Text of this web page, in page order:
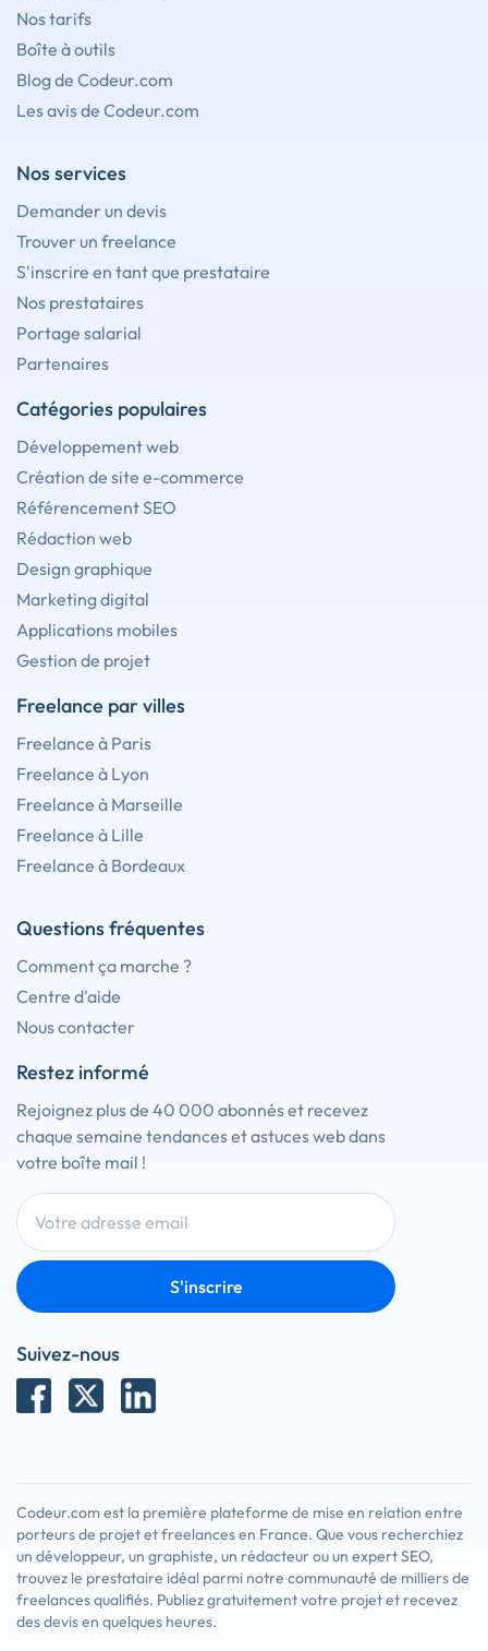
Nos tarifs
Boîte à outils
Blog de Codeur.com
Les avis de Codeur.com
Nos services
Demander un devis
Trouver un freelance
S'inscrire en tant que prestataire
Nos prestataires
Portage salarial
Partenaires
Catégories populaires
Développement web
Création de site e-commerce
Référencement SEO
Rédaction web
Design graphique
Marketing digital
Applications mobiles
Gestion de projet
Freelance par villes
Freelance à Paris
Freelance à Lyon
Freelance à Marseille
Freelance à Lille
Freelance à Bordeaux
Questions fréquentes
Comment ça marche ?
Centre d'aide
Nous contacter
Restez informé
Rejoignez plus de 40 000 abonnés et recevez
chaque semaine tendances et astuces web dans
votre boîte mail !
S'inscrire
Suivez-nous
Codeur.com est la première plateforme de mise en relation entre
porteurs de projet et freelances en France. Que vous recherchiez
un développeur, un graphiste, un rédacteur ou un expert SEO,
trouvez le prestataire idéal parmi notre communauté de milliers de
freelances qualifiés. Publiez gratuitement votre projet et recevez
des devis en quelques heures.